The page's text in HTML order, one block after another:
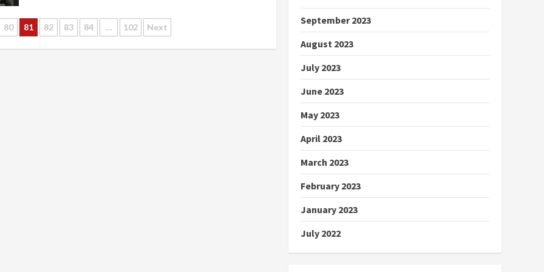
80 81 82 83 84 … 102 Next
September 2023
August 2023
July 2023
June 2023
May 2023
April 2023
March 2023
February 2023
January 2023
July 2022